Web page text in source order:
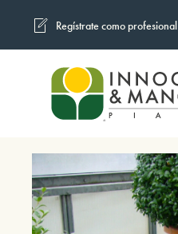
Skip to main content
Regístrate como profesional